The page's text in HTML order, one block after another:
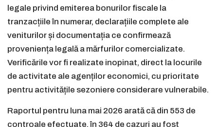
legale privind emiterea bonurilor fiscale la
tranzacțiile în numerar, declarațiile complete ale
veniturilor și documentația ce confirmează
proveniența legală a mărfurilor comercializate.
Verificările vor fi realizate inopinat, direct la locurile
de activitate ale agenților economici, cu prioritate
pentru activitățile sezoniere considerare vulnerabile.
Raportul pentru luna mai 2026 arată că din 553 de
controale efectuate, în 364 de cazuri au fost